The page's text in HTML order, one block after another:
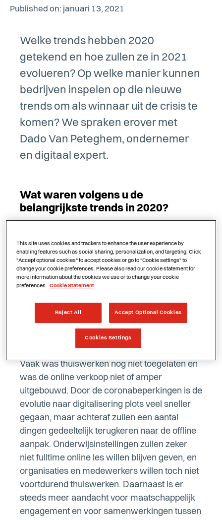
Published on: januari 13, 2021
Welke trends hebben 2020
getekend en hoe zullen ze in 2021
evolueren? Op welke manier kunnen
bedrijven inspelen op die nieuwe
trends om als winnaar uit de crisis te
komen? We spraken erover met
Dado Van Peteghem, ondernemer
en digitaal expert.
Wat waren volgens u de
belangrijkste trends in 2020?
coronacrisis heeft elke organisatie in 2020
geprobeerd om een ‘digital twin’ te bouwen
voor bestaande interne en externe processen.
Zo verliepen interne meetings bijvoorbeeld via
teambuilding en verschoof de verkoop naar e-
commerce. Die digitalisering was natuurlijk al
langer aan de gang maar toch hadden zeker
Vaak was thuiswerken nog niet toegelaten en
was de online verkoop niet of amper
uitgebouwd. Door de coronabeperkingen is de
evolutie naar digitalisering plots veel sneller
gegaan, maar achteraf zullen een aantal
dingen gedeeltelijk terugkeren naar de offline
aanpak. Onderwijsinstellingen zullen zeker
niet fulltime online les willen blijven geven, en
organisaties en medewerkers willen toch niet
voortdurend thuiswerken. Daarnaast is er
steeds meer aandacht voor maatschappelijk
engagement en voor samenwerkingen tussen
This site uses cookies and trackers to enhance the user experience by
enabling features such as social sharing, personalization, and targeting. Click
"Accept optional cookies" to accept cookies or go to "Cookie settings" to
change your cookie preferences. Please also read our cookie statement for
more information about the cookies we use or to change your cookie
preferences. Cookie Statement
Reject All Accept Optional Cookies
Cookies Settings